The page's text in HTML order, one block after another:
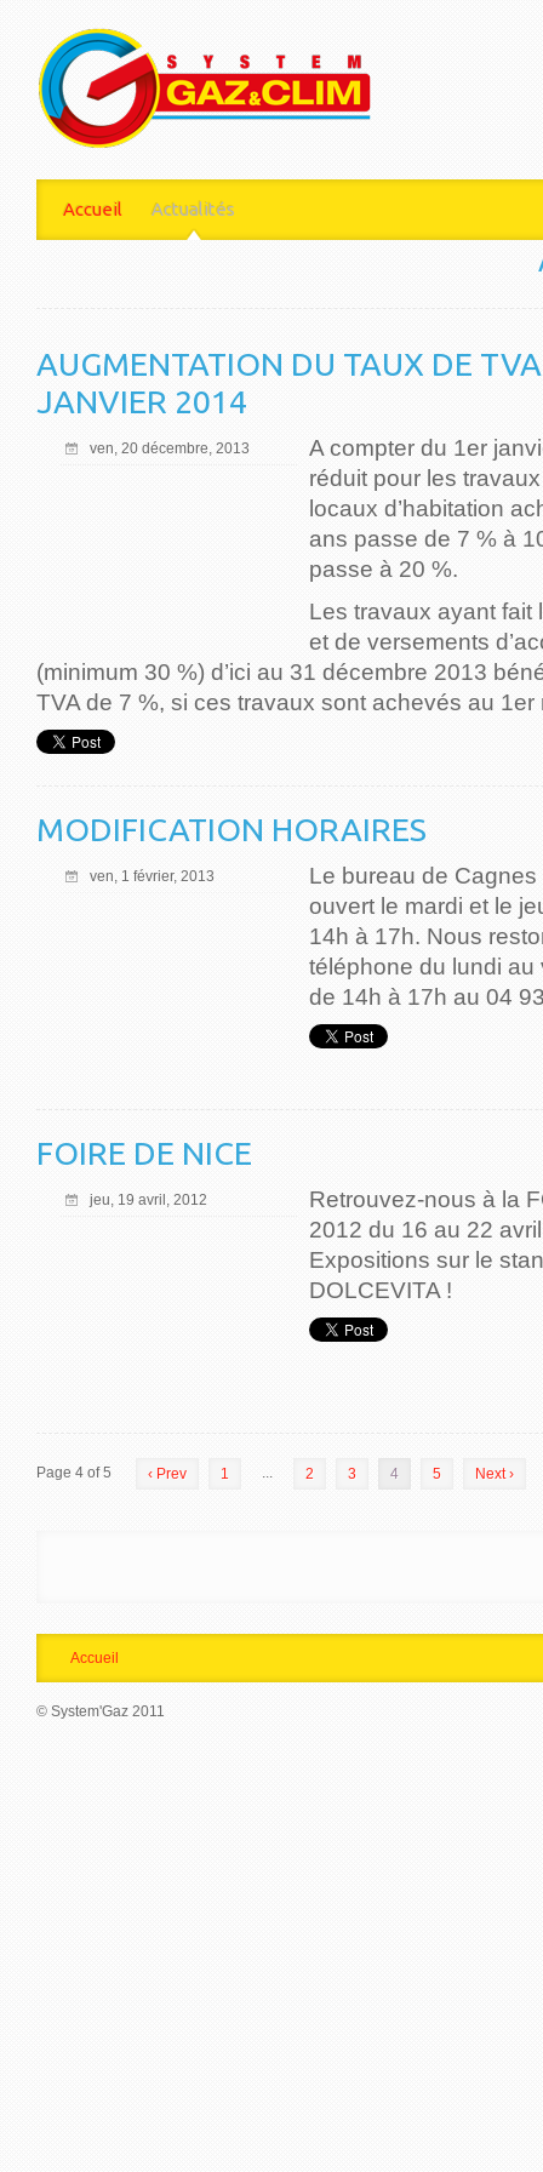
Accueil Actualités
AUGMENTATION DU TAUX DE
JANVIER 2014
ven, 20 décembre, 2013
A compter du 1er
réduit pour les
locaux d’habitation
ans passe de 7 % à
passe à 20 %.
Les travaux ayant fait
et de versements
(minimum 30 %) d’ici au 31 décembre 2013
TVA de 7 %, si ces travaux sont achevés au 1er
MODIFICATION HORAIRES
ven, 1 février, 2013
Le bureau de
ouvert le mardi et le
14h à 17h. Nous
téléphone du lundi
de 14h à 17h au 04
FOIRE DE NICE
jeu, 19 avril, 2012
Retrouvez-nous à la
2012 du 16 au 22
Expositions sur le
DOLCEVITA !
Page 4 of 5 ‹ Prev 1 ... 2 3 4 5 Next ›
Accueil
© System'Gaz 2011